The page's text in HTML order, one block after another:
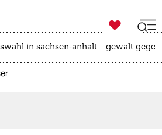
taz zahl ich
zahl ich

taz zahl ich
in sachsen-anhalt gewalt